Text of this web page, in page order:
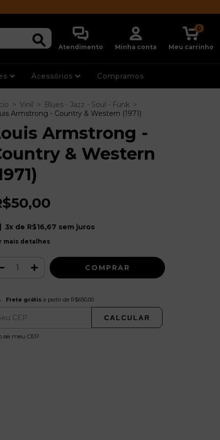
Atendimento Minha conta Meu carrinho
0
Acessórios Compramos
> Vinil > Blues - Jazz - Soul - Funk >
Armstrong - Country & Western (1971)
Armstrong -
& Western
3x de R$16,67 sem juros
mais detalhes
para o CEP: ALTERAR CEP
Frete grátis a partir de R$650,00
CALCULAR
sei meu CEP